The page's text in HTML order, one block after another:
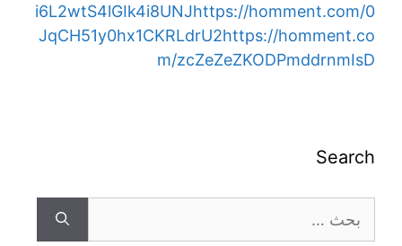
i6L2wtS4lGIk4i8UNJhttps://homment.com/0
JqCH51y0hx1CKRLdrU2https://homment.co
m/zcZeZeZKODPmddrnmIsD
Search